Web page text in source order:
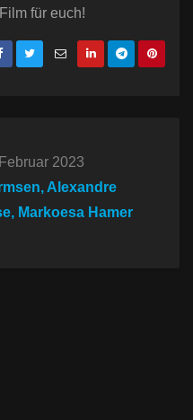
für euch!
2023
Alexandre
Markoesa Hamer